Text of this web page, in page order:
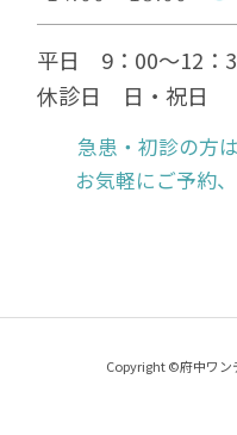
2023.04.04 歯ぎ
う違うの？
八
平日 9：00～12：
休診日 日・祝日
急患・初診の方
お気軽にご予約
Copyright ©府中ワン